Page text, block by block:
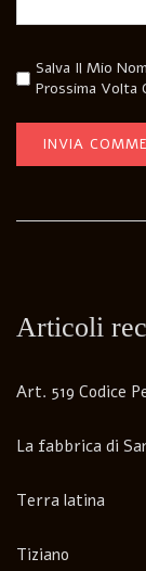
Salva Il Mio
Prossima Volta
Articoli
Art. 519 Codice
La fabbrica di
Terra latina
Tiziano